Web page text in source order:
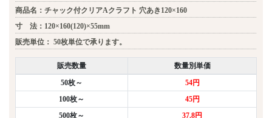
商品名：チャック付クリアAクラフト 穴あき120×160
寸 法：120×160(120)×55mm
販売単位： 50枚単位で承ります。
販売数量
数量別単価
50枚～
54円
100枚～
45円
500枚～
37.8円